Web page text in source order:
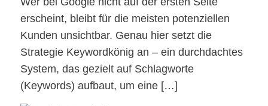
erscheint, bleibt für die meisten potenziellen
Kunden unsichtbar. Genau hier setzt die
Strategie Keywordkönig an – ein durchdachtes
System, das gezielt auf Schlagworte
(Keywords) aufbaut, um eine […]